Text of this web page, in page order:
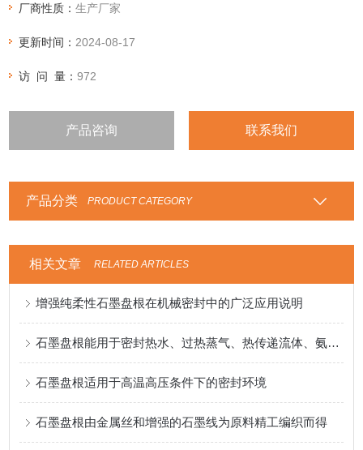
的密封 。它也是*的万用密封盘根。
厂商性质：生产厂家
更新时间： 2024-08-17
访 问 量：972
产品咨询 联系我们
产品分类 PRODUCT CATEGORY
相关文章 RELATED ARTICLES
增强纯柔性石墨盘根在机械密封中的广泛应用说明
石墨盘根能用于密封热水、过热蒸气、热传递流体、氨溶液等环境
石墨盘根适用于高温高压条件下的密封环境
石墨盘根由金属丝和增强的石墨线为原料精工编织而得